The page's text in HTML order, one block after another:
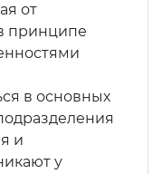
от
принципе
в основных
и
у